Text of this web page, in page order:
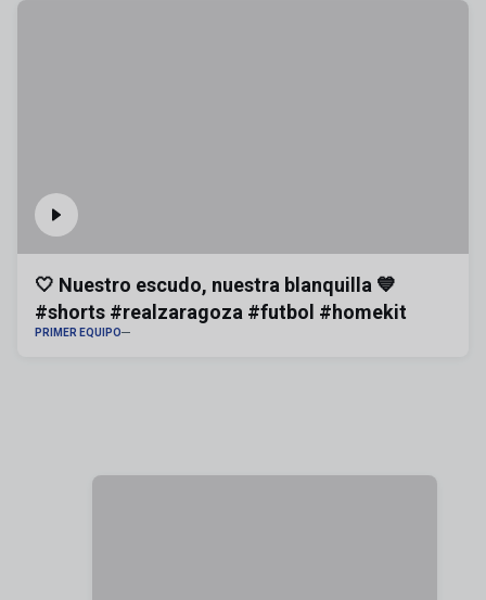
🤍 Nuestro escudo, nuestra blanquilla 💙
#shorts #realzaragoza #futbol #homekit
PRIMER EQUIPO